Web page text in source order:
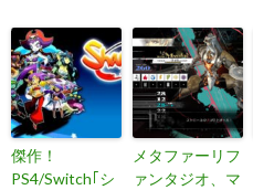
傑作！
PS4/Switch｢シ
メタファーリフ
ァンタジオ、マ